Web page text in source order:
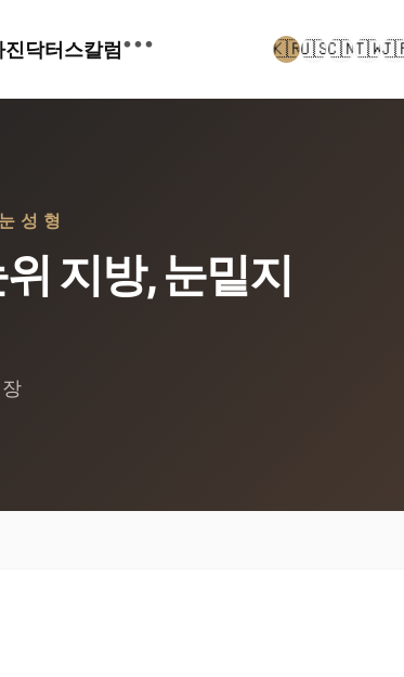
닥터스칼럼••• 🇰🇷🇺🇸🇨🇳🇹🇼
성형
지방, 눈밑지